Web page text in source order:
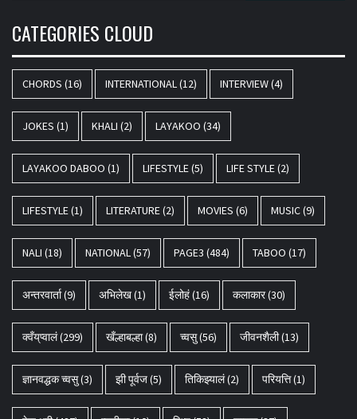
CATEGORIES CLOUD
CHORDS (16) INTERNATIONAL(12) INTERVIEW(4)
JOKES (1) KHALI (2) LAYAKOO (34)
LAYAKOO DABOO (1) LIFESTYLE(5) LIFE STYLE(2)
LIFESTYLE(1) LITERATURE(2) MOVIES (6) MUSIC(9)
NALI (18) NATIONAL(57) PAGE3 (484) TABOO (17)
अन्तरवार्ता(9) अभिलेख(1) ईलोहं(16) कलाकार(30)
क्वँय्‌प्वालं(299) खँल्हाबल्हा(8) च्वसु(56) जीवनशैली(13)
ज्ञानवद्धक च्वसु(3) झी पूर्वज(5) तिकिझ्यालं(2) परियत्ति(1)